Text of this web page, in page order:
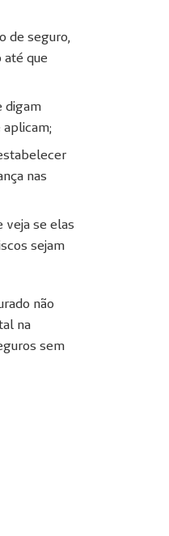
de seguro,
até que
digam
nas
veja se elas
sejam
não
na
sem